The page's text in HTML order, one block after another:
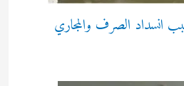
انسداد الصرف والمجاري